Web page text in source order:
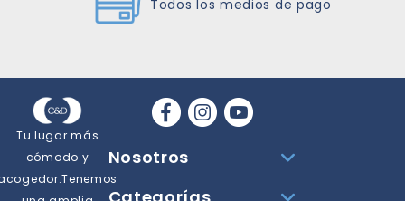
Todos los medios de pago
Tu lugar más
cómodo y
Nosotros